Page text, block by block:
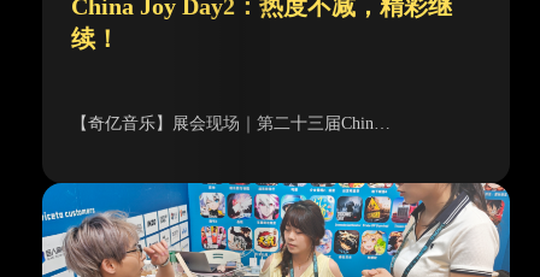
China Joy Day2：热度不减，精彩继
续！
【奇亿音乐】展会现场｜第二十三届Chin…